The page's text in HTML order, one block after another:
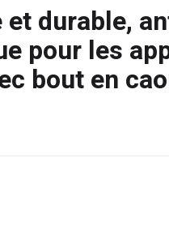
durable,
pour les
bout en